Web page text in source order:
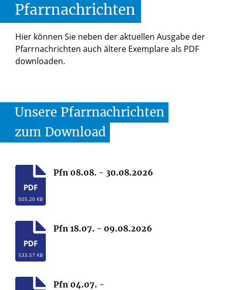
Pfarrnachrichten
Hier können Sie neben der aktuellen Ausgabe der
Pfarrnachrichten auch ältere Exemplare als PDF
downloaden.
Unsere Pfarrnachrichten
zum Download
PDF
505.20 KB
Pfn 08.08. - 30.08.2026
PDF
533.57 KB
Pfn 18.07. - 09.08.2026
Pfn 04.07. -